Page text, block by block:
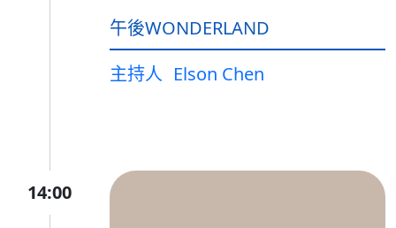
午後WONDERLAND
主持人 Elson Chen
14:00